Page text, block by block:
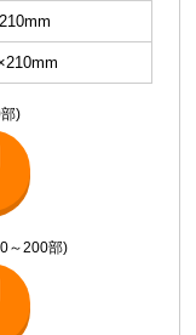
)
～200部)